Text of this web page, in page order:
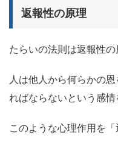
返報性の原理
たらいの法則は返報性の
人は他人から何らかの
ればならないという感情
このような心理作用を「